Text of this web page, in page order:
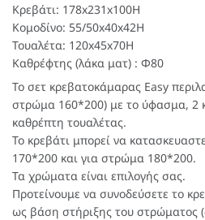
Κρεβάτι: 178x231x100H
Κομοδίνο: 55/50x40x42H
Τουαλέτα: 120x45x70H
Καθρέφτης (λάκα ματ) : Φ80
Το σετ κρεβατοκάμαρας Easy
στρώμα 160*200) με το ύφασμα, 2
καθρέπτη τουαλέτας.
Το κρεβάτι μπορεί να
170*200 και για στρώμα 180*200.
Τα χρώματα είναι επιλογής σας.
Προτείνουμε να συνοδεύσετε το
ως βάση στήριξης του στρώματος